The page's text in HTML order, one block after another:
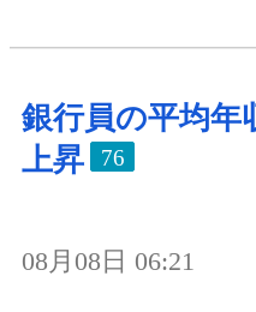
銀行員の平均年
上昇
76
08月08日 06:21